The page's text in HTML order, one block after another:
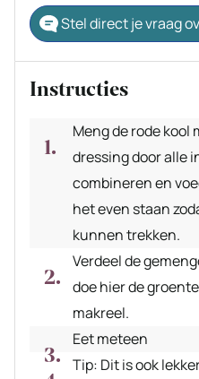
Stel direct je vraag
Instructies
Meng de rode kool
dressing door alle
combineren en
het even staan
kunnen trekken.
Verdeel de
doe hier de
makreel.
Eet meteen
Tip: Dit is ook